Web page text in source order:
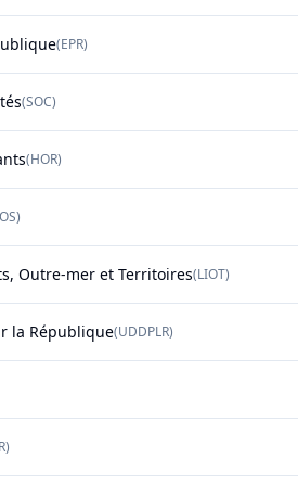
(EPR)
(SOC)
(HOR)
)
Outre-mer et Territoires(LIOT)
la République(UDDPLR)
)